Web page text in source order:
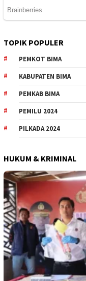
TOPIK POPULER
PEMKOT BIMA
KABUPATEN BIMA
PEMKAB BIMA
PEMILU 2024
PILKADA 2024
HUKUM & KRIMINAL